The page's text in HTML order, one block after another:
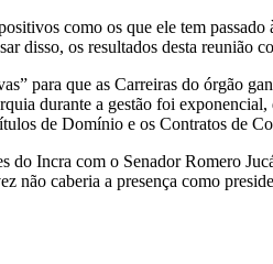
como os que ele tem
os resultados desta reunião
para que as Carreiras do órgão
durante a gestão foi
de Domínio e os Contratos de
Incra com o Senador Romero
caberia a presença como